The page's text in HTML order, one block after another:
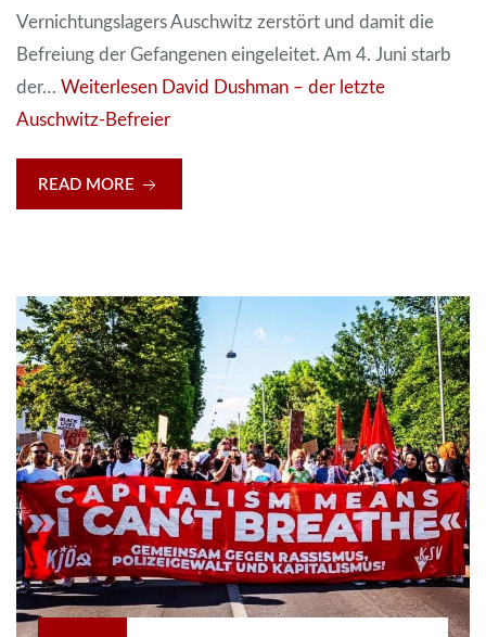
Vernichtungslagers Auschwitz zerstört und damit die
Befreiung der Gefangenen eingeleitet. Am 4. Juni starb
der… Weiterlesen David Dushman – der letzte
Auschwitz-Befreier
READ MORE